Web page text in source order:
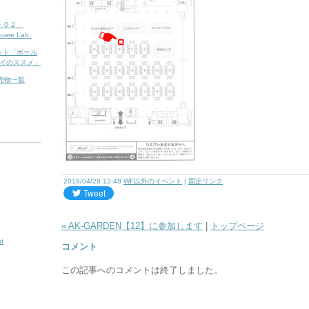
０２
Lab.
ト「ボール
のススメ」
物一覧
2018/04/28 13:48 WF以外のイベント | 固定リンク
« AK-GARDEN【12】に参加します
トップページ
コメント
この記事へのコメントは終了しました。